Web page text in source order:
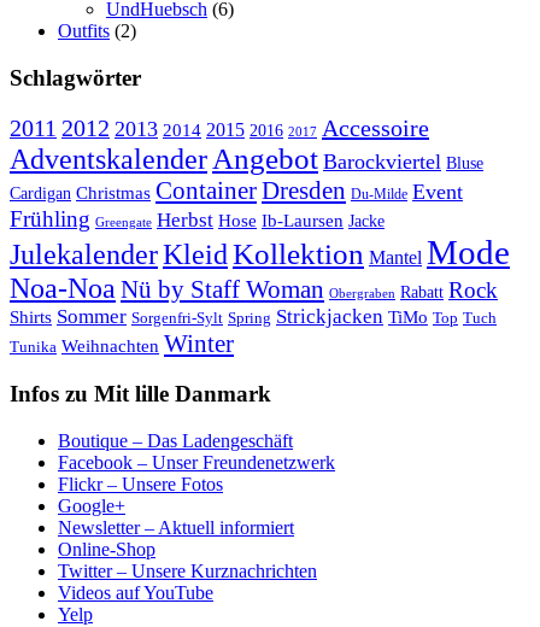
UndHuebsch (6)
Outfits (2)
Schlagwörter
2011 2012 2013 2014 2015 2016 2017 Accessoire
Adventskalender Angebot Barockviertel Bluse
Cardigan Christmas ContainerDresden Du-Milde Event
Frühling Greengate Herbst Hose Ib-Laursen Jacke
JulekalenderKleidKollektion Mantel Mode
Noa-Noa Nü by Staff Woman Obergraben Rabatt Rock
Shirts Sommer Sorgenfri-Sylt Spring Strickjacken TiMo Top Tuch
Tunika Weihnachten Winter
Infos zu Mit lille Danmark
Boutique – Das Ladengeschäft
Facebook – Unser Freundenetzwerk
Flickr – Unsere Fotos
Google+
Newsletter – Aktuell informiert
Online-Shop
Twitter – Unsere Kurznachrichten
Videos auf YouTube
Yelp